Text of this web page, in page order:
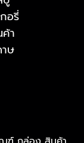
อรี่
า
ษ